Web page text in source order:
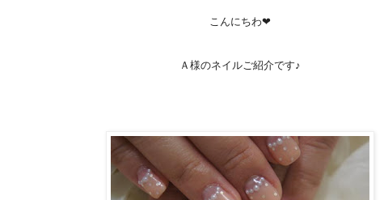
こんにちわ❤
Ａ様のネイルご紹介です♪